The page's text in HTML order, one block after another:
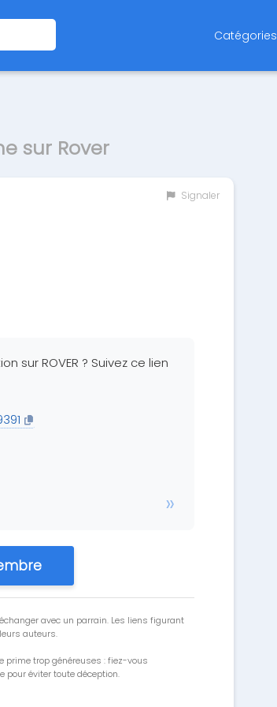
Catégories
sur Rover
Signaler
sur ROVER ? Suivez ce lien
avec un parrain. Les liens figurant
auteurs.
prime trop généreuses : fiez-vous
éviter toute déception.